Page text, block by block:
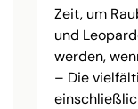
Zeit, um
und
werden,
– Die